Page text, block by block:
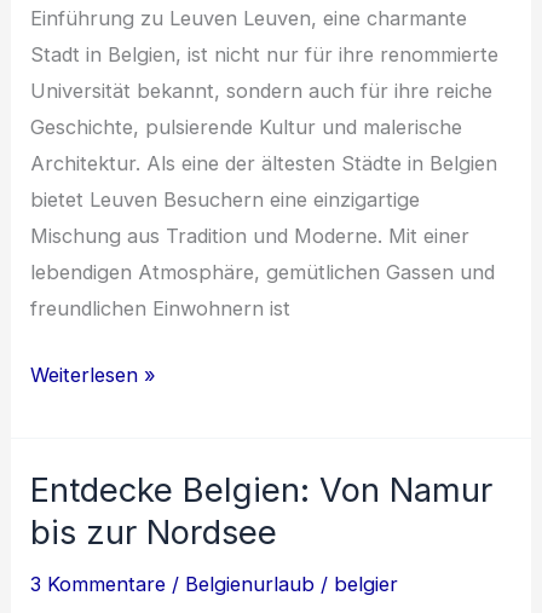
Einführung zu Leuven Leuven, eine charmante
Stadt in Belgien, ist nicht nur für ihre renommierte
Universität bekannt, sondern auch für ihre reiche
Geschichte, pulsierende Kultur und malerische
Architektur. Als eine der ältesten Städte in Belgien
bietet Leuven Besuchern eine einzigartige
Mischung aus Tradition und Moderne. Mit einer
lebendigen Atmosphäre, gemütlichen Gassen und
freundlichen Einwohnern ist
Entdecke
von
Leuven:
Kultur
Weiterlesen »
Entdecke Belgien: Von Namur
bis zur Nordsee
3 Kommentare / Belgienurlaub / belgier